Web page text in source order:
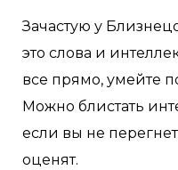
Зачастую у
это слова и
все прямо, умейте
Можно блистать
если вы не
оценят.